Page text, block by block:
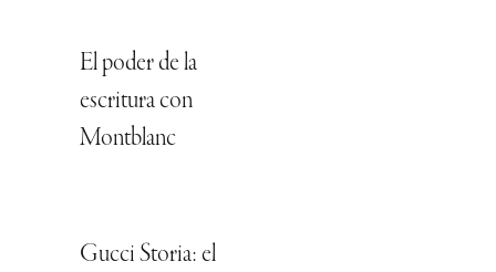
El poder de la
escritura con
Montblanc
Gucci Storia: el